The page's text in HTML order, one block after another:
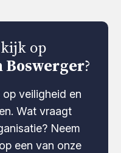
op
Boswerger?
veiligheid en
Wat vraagt
Neem
een van onze